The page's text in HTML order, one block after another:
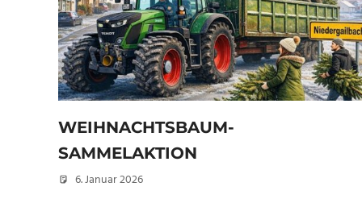
WEIHNACHTSBAUM-
SAMMELAKTION
6. Januar 2026